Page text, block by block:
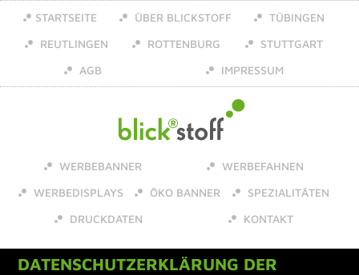
STARTSEITE ÜBER BLICKSTOFF
TÜBINGEN
REUTLINGEN
ROTTENBURG
STUTTGART
AGB
IMPRESSUM
WERBEBANNER
WERBEFAHNEN
WERBEDISPLAYS
ÖKO BANNER
SPEZIALITÄTEN
DRUCKDATEN
KONTAKT
DATENSCHUTZERKLÄRUNG DER